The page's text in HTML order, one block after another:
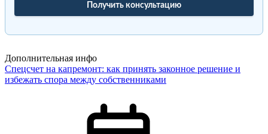
Получить консультацию
Дополнительная инфо
Спецсчет на капремонт: как принять законное решение и
избежать спора между собственниками